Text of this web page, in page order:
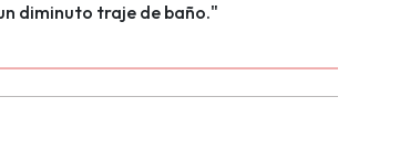
diminuto traje de baño."